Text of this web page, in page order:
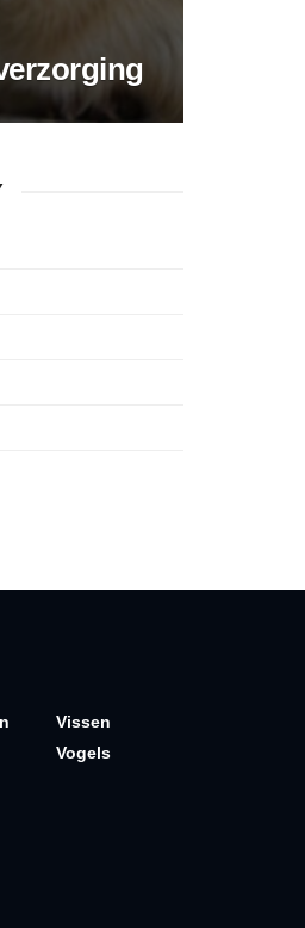
Vissen
Vogels